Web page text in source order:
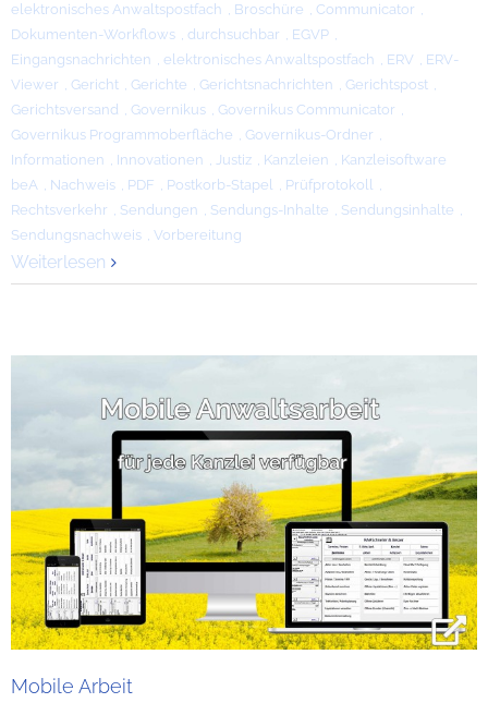
elektronisches Anwaltspostfach , Broschüre , Communicator ,
Dokumenten-Workflows , durchsuchbar , EGVP ,
Eingangsnachrichten , elektronisches Anwaltspostfach , ERV , ERV-
Viewer , Gericht , Gerichte , Gerichtsnachrichten , Gerichtspost ,
Gerichtsversand , Governikus , Governikus Communicator ,
Governikus Programmoberfläche , Governikus-Ordner ,
Informationen , Innovationen , Justiz , Kanzleien , Kanzleisoftware
beA , Nachweis , PDF , Postkorb-Stapel , Prüfprotokoll ,
Rechtsverkehr , Sendungen , Sendungs-Inhalte , Sendungsinhalte ,
Sendungsnachweis , Vorbereitung
Weiterlesen
Mobile Arbeit